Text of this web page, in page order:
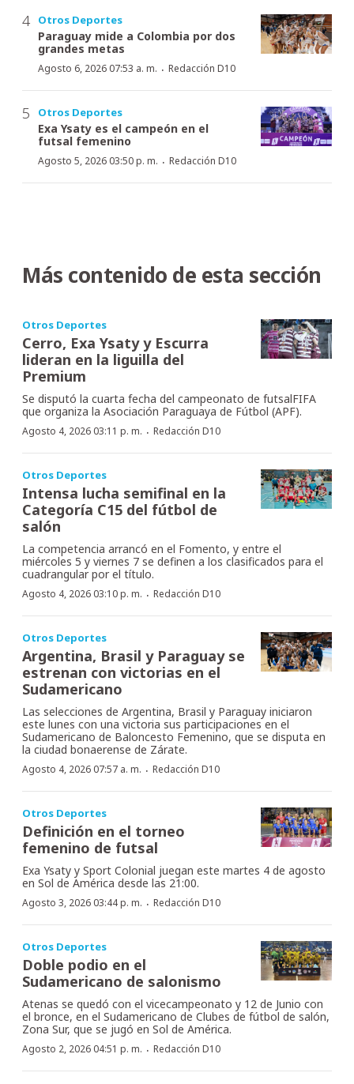
Otros Deportes
Paraguay mide a Colombia por dos
grandes metas
Agosto 6, 2026 07:53 a. m. · Redacción D10
Otros Deportes
Exa Ysaty es el campeón en el
futsal femenino
Agosto 5, 2026 03:50 p. m. · Redacción D10
Más contenido de esta sección
Otros Deportes
Cerro, Exa Ysaty y Escurra
lideran en la liguilla del
Premium
Se disputó la cuarta fecha del campeonato de futsalFIFA
que organiza la Asociación Paraguaya de Fútbol (APF).
Agosto 4, 2026 03:11 p. m. · Redacción D10
Otros Deportes
Intensa lucha semifinal en la
Categoría C15 del fútbol de
salón
La competencia arrancó en el Fomento, y entre el
miércoles 5 y viernes 7 se definen a los clasificados para el
cuadrangular por el título.
Agosto 4, 2026 03:10 p. m. · Redacción D10
Otros Deportes
Argentina, Brasil y Paraguay se
estrenan con victorias en el
Sudamericano
Las selecciones de Argentina, Brasil y Paraguay iniciaron
este lunes con una victoria sus participaciones en el
Sudamericano de Baloncesto Femenino, que se disputa en
la ciudad bonaerense de Zárate.
Agosto 4, 2026 07:57 a. m. · Redacción D10
Otros Deportes
Definición en el torneo
femenino de futsal
Exa Ysaty y Sport Colonial juegan este martes 4 de agosto
en Sol de América desde las 21:00.
Agosto 3, 2026 03:44 p. m. · Redacción D10
Otros Deportes
Doble podio en el
Sudamericano de salonismo
Atenas se quedó con el vicecampeonato y 12 de Junio con
el bronce, en el Sudamericano de Clubes de fútbol de salón,
Zona Sur, que se jugó en Sol de América.
Agosto 2, 2026 04:51 p. m. · Redacción D10